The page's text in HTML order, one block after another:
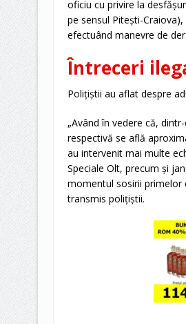
oficiu cu privire la
pe sensul Piteşti-
efectuând manevre de
Întreceri
Poliţiştii au aflat despre
„Având în vedere că,
respectivă se află
au intervenit mai multe
Speciale Olt, precum şi
momentul sosirii primelor
transmis poliţiştii.